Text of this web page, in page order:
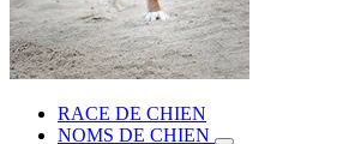
RACE DE CHIEN
NOMS DE CHIEN